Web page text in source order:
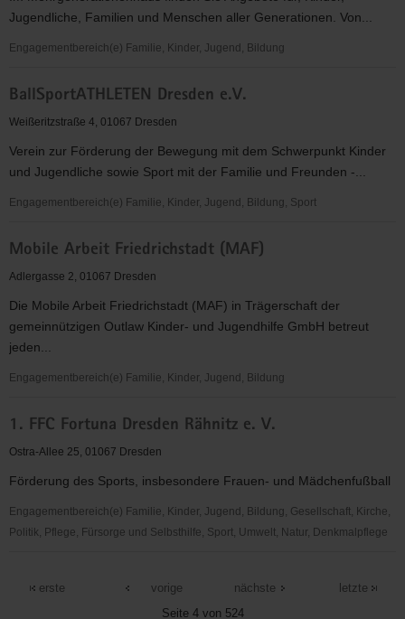
Jugendliche, Familien und Menschen aller Generationen. Von...
Engagementbereich(e) Familie, Kinder, Jugend, Bildung
Dresden-
Friedrichstadt
BallSportATHLETEN Dresden e.V.
Weißeritzstraße 4, 01067 Dresden
Verein zur Förderung der Bewegung mit dem Schwerpunkt Kinder
und Jugendliche sowie Sport mit der Familie und Freunden -...
Engagementbereich(e) Familie, Kinder, Jugend, Bildung, Sport
Dresden
e.V.
Mobile Arbeit Friedrichstadt (MAF)
Adlergasse 2, 01067 Dresden
Die Mobile Arbeit Friedrichstadt (MAF) in Trägerschaft der
gemeinnützigen Outlaw Kinder- und Jugendhilfe GmbH betreut
jeden...
Engagementbereich(e) Familie, Kinder, Jugend, Bildung
Arbeit
Friedrichstadt
1. FFC Fortuna Dresden Rähnitz e. V.
Ostra-Allee 25, 01067 Dresden
Förderung des Sports, insbesondere Frauen- und Mädchenfußball
Engagementbereich(e) Familie, Kinder, Jugend, Bildung, Gesellschaft, Kirche,
Politik, Pflege, Fürsorge und Selbsthilfe, Sport, Umwelt, Natur, Denkmalpflege
erste
vorige
Seite 4 von 524
nächste letzte